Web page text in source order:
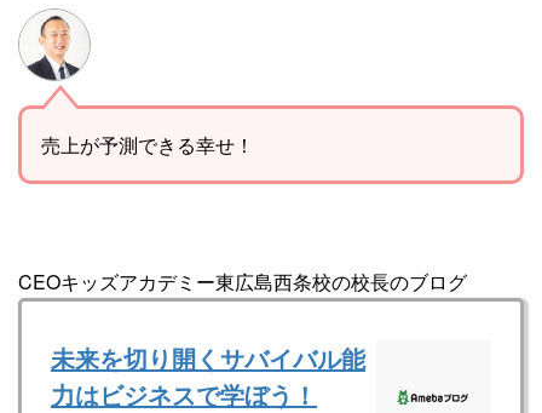
売上が予測できる幸せ！
CEOキッズアカデミー東広島西条校の校長のブログ
未来を切り開くサバイバル能
力はビジネスで学ぼう！